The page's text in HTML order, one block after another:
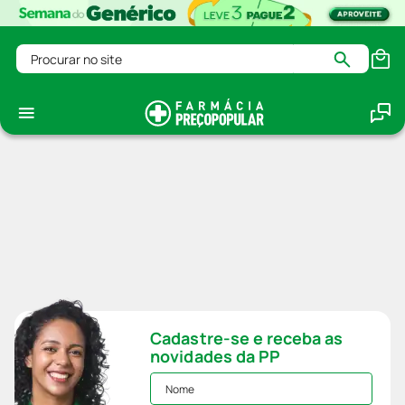
Procurar no site
Cadastre-se e receba as
novidades da PP